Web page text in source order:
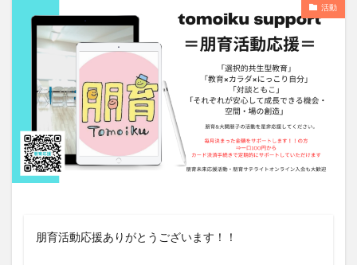
活動
朋育活動応援ありがとうございます！！